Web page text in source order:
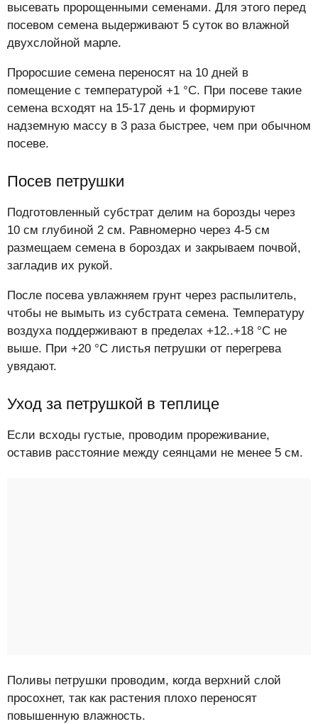
высевать пророщенными семенами. Для этого перед
посевом семена выдерживают 5 суток во влажной
двухслойной марле.
Проросшие семена переносят на 10 дней в
помещение с температурой +1 °С. При посеве такие
семена всходят на 15-17 день и формируют
надземную массу в 3 раза быстрее, чем при обычном
посеве.
Посев петрушки
Подготовленный субстрат делим на борозды через
10 см глубиной 2 см. Равномерно через 4-5 см
размещаем семена в бороздах и закрываем почвой,
загладив их рукой.
После посева увлажняем грунт через распылитель,
чтобы не вымыть из субстрата семена. Температуру
воздуха поддерживают в пределах +12..+18 °С не
выше. При +20 °С листья петрушки от перегрева
увядают.
Уход за петрушкой в теплице
Если всходы густые, проводим прореживание,
оставив расстояние между сеянцами не менее 5 см.
Поливы петрушки проводим, когда верхний слой
просохнет, так как растения плохо переносят
повышенную влажность.